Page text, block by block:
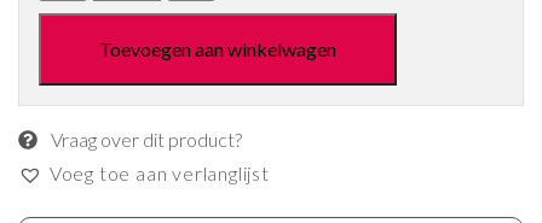
Toevoegen aan winkelwagen
Vraag over dit product?
Voeg toe aan verlanglijst